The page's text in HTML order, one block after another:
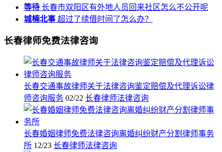
等待 长春市双阳区有外地人员回来社区怎么不公开呢
城楠北事 超过了续借时间了怎么办？
长春律师免费法律咨询
长春交通事故律师关于法律咨询鉴定赔偿及代理诉讼律
师咨询服务 02/22 长春律师法律咨询
长春婚姻律师免费法律咨询离婚纠纷财产分割律师事务
所 12/23 长春律师法律咨询